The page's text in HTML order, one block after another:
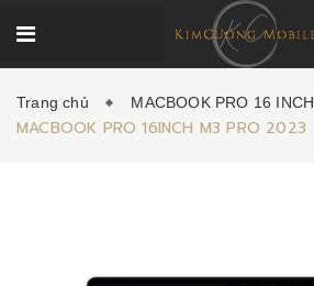
Trang chủ MACBOOK PRO 16 INCH
MACBOOK PRO 16INCH M3 PRO 2023